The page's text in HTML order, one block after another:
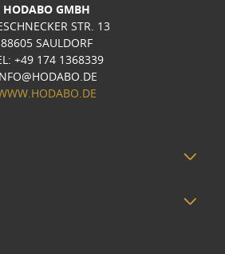
HODABO GMBH
STR. 13
88605 SAULDORF
+49 174 1368339